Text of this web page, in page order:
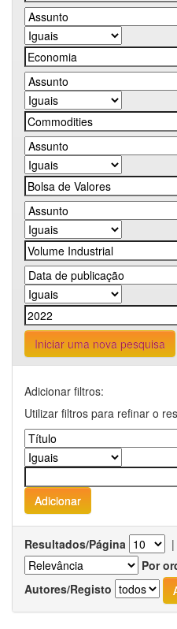
Iniciar uma nova pesquisa
Adicionar filtros:
Utilizar filtros para refinar o
Resultados/Página |
Por
Autores/Registo